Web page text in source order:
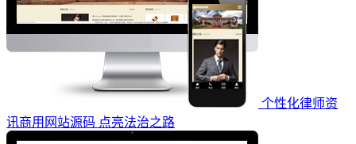
个性化律师资
讯商用网站源码 点亮法治之路